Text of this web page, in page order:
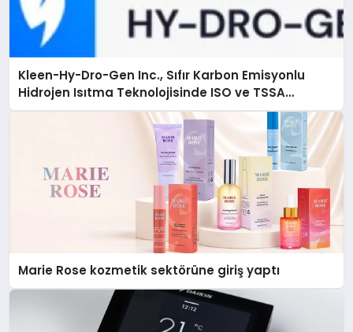
Kleen-Hy-Dro-Gen Inc., Sıfır Karbon Emisyonlu
Hidrojen Isıtma Teknolojisinde ISO ve TSSA
Düzenleyici Onaylarını Aldı
Marie Rose kozmetik sektörüne giriş yaptı